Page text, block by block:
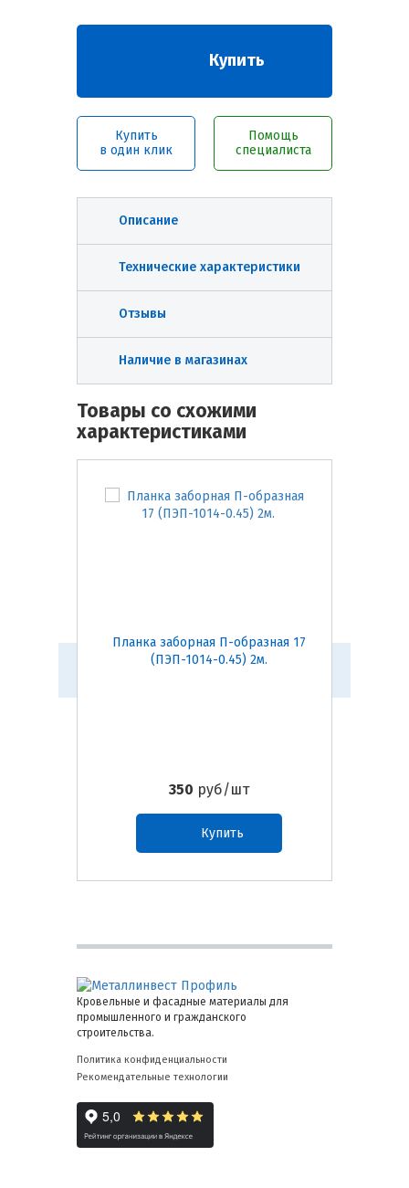
Купить
Купить
в один клик
Помощь
специалиста
Описание
Технические характеристики
Отзывы
Наличие в магазинах
Товары со схожими
характеристиками
Планка заборная П-образная 17
(ПЭП-1014-0.45) 2м.
350 руб/шт
Купить
Кровельные и фасадные материалы для
промышленного и гражданского
строительства.
Политика конфиденциальности
Рекомендательные технологии